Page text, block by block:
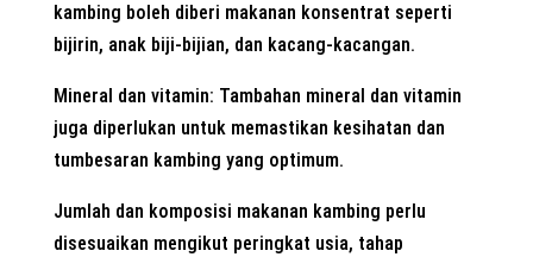
kambing boleh diberi makanan konsentrat seperti
bijirin, anak biji-bijian, dan kacang-kacangan.
Mineral dan vitamin: Tambahan mineral dan vitamin
juga diperlukan untuk memastikan kesihatan dan
tumbesaran kambing yang optimum.
Jumlah dan komposisi makanan kambing perlu
disesuaikan mengikut peringkat usia, tahap